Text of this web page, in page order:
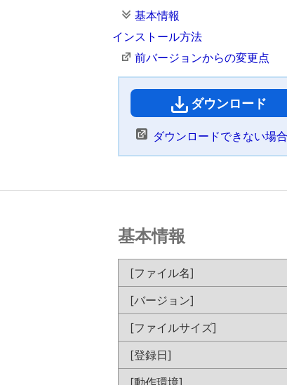
基本情報
インストール方法
前バージョンからの変更点
ダウンロード
ダウンロードできない場合
基本情報
[ファイル名]
[バージョン]
[ファイルサイズ]
[登録日]
[動作環境]